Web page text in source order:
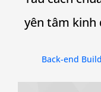
yên tâm kinh
Back-end